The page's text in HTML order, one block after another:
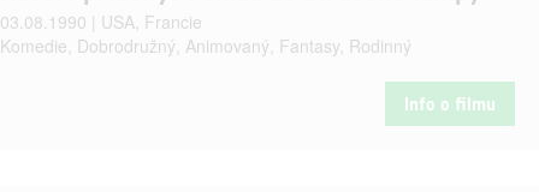
03.08.1990 | USA, Francie
Komedie, Dobrodružný, Animovaný, Fantasy, Rodinný
Info o filmu